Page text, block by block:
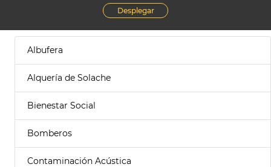
Desplegar
Albufera
Alquería de Solache
Bienestar Social
Bomberos
Contaminación Acústica